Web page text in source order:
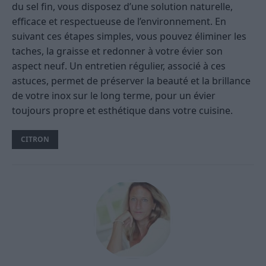
du sel fin, vous disposez d’une solution naturelle,
efficace et respectueuse de l’environnement. En
suivant ces étapes simples, vous pouvez éliminer les
taches, la graisse et redonner à votre évier son
aspect neuf. Un entretien régulier, associé à ces
astuces, permet de préserver la beauté et la brillance
de votre inox sur le long terme, pour un évier
toujours propre et esthétique dans votre cuisine.
CITRON